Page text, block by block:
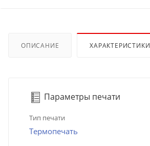
ОПИСАНИЕ ХАРАКТЕРИСТИКИ
Параметры печати
Тип печати
Термопечать